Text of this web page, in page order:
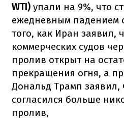
WTI) упали на 9%, что
ежедневным падением
того, как Иран заявил,
коммерческих судов
пролив открыт на
прекращения огня, а
Дональд Трамп заявил,
согласился больше
пролив,